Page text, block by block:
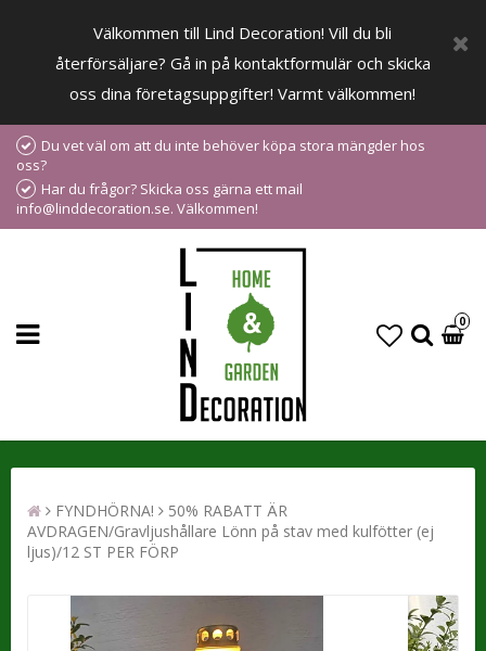
Välkommen till Lind Decoration! Vill du bli
återförsäljare? Gå in på kontaktformulär och skicka
oss dina företagsuppgifter! Varmt välkommen!
Du vet väl om att du inte behöver köpa stora mängder hos
oss?
Har du frågor? Skicka oss gärna ett mail
info@linddecoration.se. Välkommen!
0
FYNDHÖRNA!
50% RABATT ÄR
AVDRAGEN/Gravljushållare Lönn på stav med kulfötter (ej
ljus)/12 ST PER FÖRP